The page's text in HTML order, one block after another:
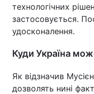
технологічних
застосовується.
удосконалення.
Куди Україна
Як відзначив
дозволять нині